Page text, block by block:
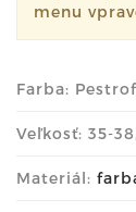
menu
Farba:
Veľkosť: 35-
Materiál: